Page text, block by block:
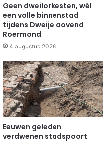
Geen dweilorkesten, wél
een volle binnenstad
tijdens Dweijelaovend
Roermond
4 augustus 2026
Eeuwen geleden
verdwenen stadspoort